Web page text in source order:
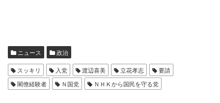
ニュース 政治
スッキリ 入党 渡辺喜美 立花孝志
要請
閣僚経験者
Ｎ国党 ＮＨＫから国民を守る党